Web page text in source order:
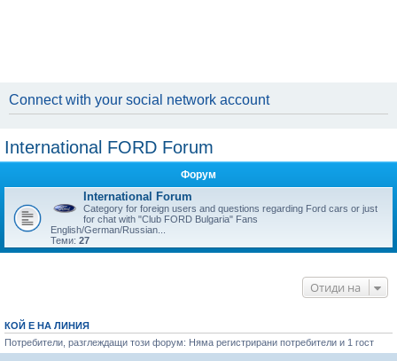
Connect with your social network account
International FORD Forum
Форум
International Forum
Category for foreign users and questions regarding Ford cars or just
for chat with "Club FORD Bulgaria" Fans
English/German/Russian...
Теми: 27
Отиди на
КОЙ Е НА ЛИНИЯ
Потребители, разглеждащи този форум: Няма регистрирани потребители и 1 гост